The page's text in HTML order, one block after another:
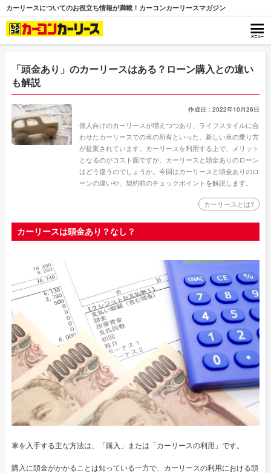
カーリースについてのお役立ち情報が満載！カーコンカーリースマガジン
「頭金あり」のカーリースはある？ローン購入との違い
も解説
作成日：2022年10月26日
個人向けのカーリースが増えつつあり、ライフスタイルに合
わせたカーリースでの車の所有といった、新しい車の乗り方
が提案されています。カーリースを利用する上で、メリット
となるのがコスト面ですが、カーリースと頭金ありのローン
はどう違うのでしょうか。今回はカーリースと頭金ありのロ
ーンの違いや、契約前のチェックポイントを解説します。
カーリースとは?
カーリースは頭金あり？なし？
車を入手する主な方法は、「購入」または「カーリースの利用」です。
購入に頭金がかかることは知っている一方で、カーリースの利用における頭